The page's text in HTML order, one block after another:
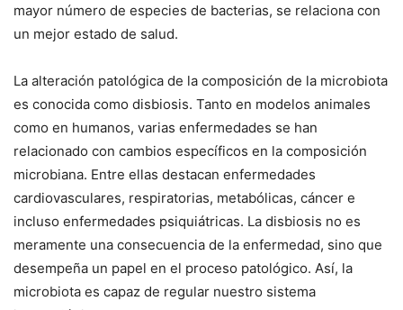
mayor número de especies de bacterias, se relaciona con
un mejor estado de salud.
La alteración patológica de la composición de la microbiota
es conocida como disbiosis. Tanto en modelos animales
como en humanos, varias enfermedades se han
relacionado con cambios específicos en la composición
microbiana. Entre ellas destacan enfermedades
cardiovasculares, respiratorias, metabólicas, cáncer e
incluso enfermedades psiquiátricas. La disbiosis no es
meramente una consecuencia de la enfermedad, sino que
desempeña un papel en el proceso patológico. Así, la
microbiota es capaz de regular nuestro sistema